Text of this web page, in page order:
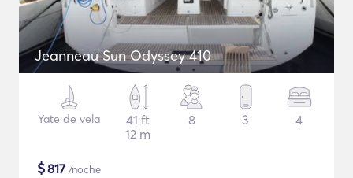
Jeanneau Sun Odyssey 410
Yate de vela
41 ft
12 m
8 3 4
$817 /noche